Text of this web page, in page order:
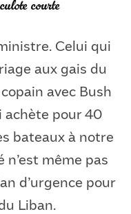
courte
Celui qui
aux gais du
avec Bush
achète pour 40
bateaux à notre
même pas
d’urgence pour
Liban.